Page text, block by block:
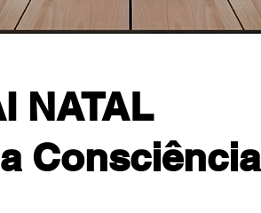
NATAL
Consciência